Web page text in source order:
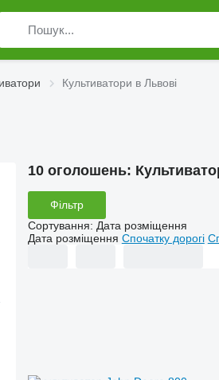
Культиватори в Львові
10 оголошень:
Фільтр
Сортування: Дата розміщення
Дата розміщення Спочатку дорогі